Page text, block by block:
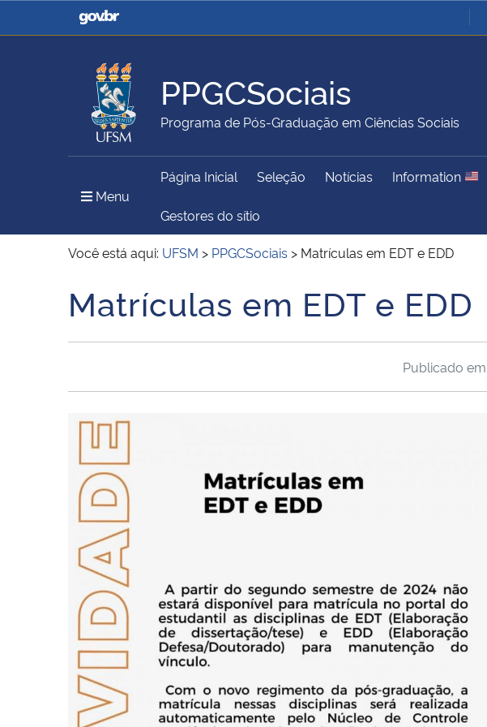
Casa Civil
Ministério da Justiça e
Ministério da Defesa
Ministério da Agricultura,
Pecuária e Abastecimento
Ministério da Educação
Ministério do Meio Ambiente Ministério do Turismo
Institucional
PPGCSociais
Programa de Pós-Graduação em Ciências Sociais
Menu
Página Inicial Seleção Notícias Information
Gestores do sítio
Você está aqui: UFSM > PPGCSociais > Matrículas em EDT e EDD
Início do conteúdo
Matrículas em EDT e EDD
Publicado em